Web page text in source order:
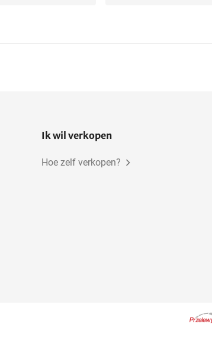
Massaspectrometers
Ik wil verkopen
Hoe zelf verkopen?